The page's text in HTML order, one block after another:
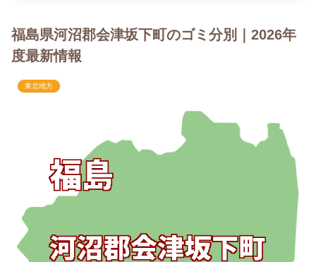
福島県河沼郡会津坂下町のゴミ分別｜2026年
度最新情報
東北地方